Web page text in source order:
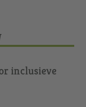
inclusieve